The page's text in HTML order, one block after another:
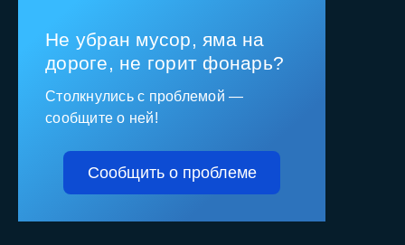
Не убран мусор, яма на
дороге, не горит фонарь?
Столкнулись с проблемой —
сообщите о ней!
Сообщить о проблеме